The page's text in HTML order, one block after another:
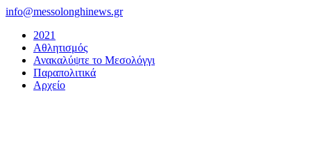
Μετάβαση
περιεχόμενο
info@messolonghinews.gr
2021
Αθλητισμός
Ανακαλύψτε το Μεσολόγγι
Παραπολιτικά
Αρχείο